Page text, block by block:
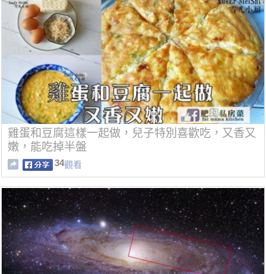
雞蛋和豆腐這樣一起做，兒子特別喜歡吃，又香又
嫩，能吃掉半盤
34觀看